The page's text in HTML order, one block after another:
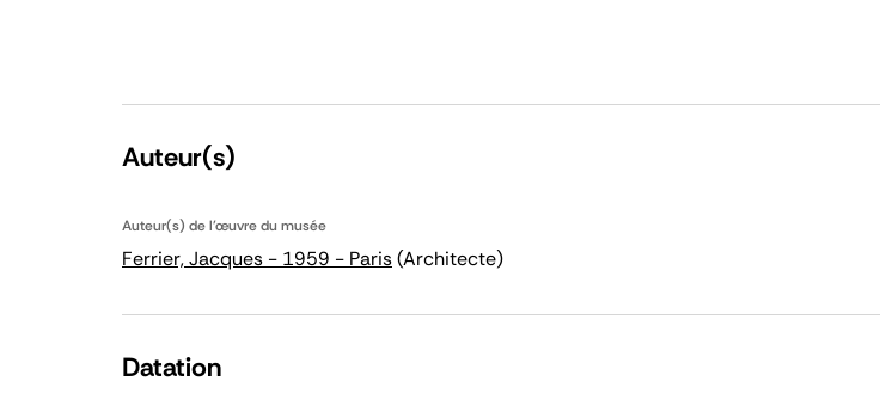
Auteur(s)
Auteur(s) de l'œuvre du musée
Ferrier, Jacques - 1959 - Paris(Architecte)
Datation